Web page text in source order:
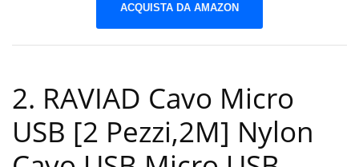
ACQUISTA DA AMAZON
2. RAVIAD Cavo Micro
USB [2 Pezzi,2M] Nylon